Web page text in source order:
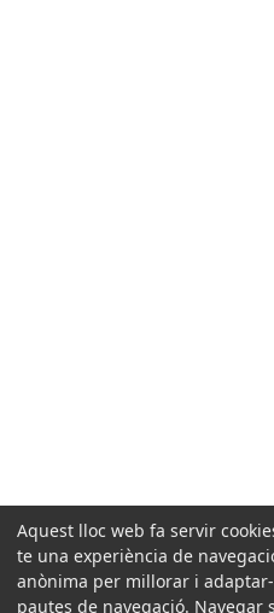
Aquest lloc web fa servir
te una experiència de
anònima per millorar i
pautes de navegació. Navegar